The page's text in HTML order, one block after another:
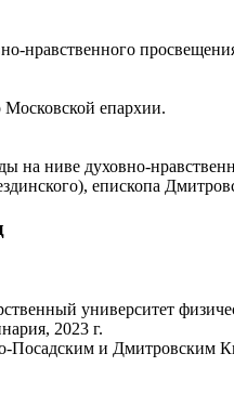
нравственного
Московской епархии.
на ниве духовно-
епископа
университет
2023 г.
Посадским и Дмитровским